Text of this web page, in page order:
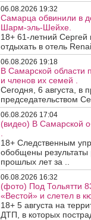
06.08.2026 19:32
Самарца обвинили в
Шарм-эль-Шейхе.
18+ 61-летний
отдыхать в отель
06.08.2026 19:18
В Самарской области
и членов их семей .
Сегодня, 6 августа, в
председательством
06.08.2026 17:04
(видео) В Самарской
18+ Следственным
обобщены результаты
прошлых лет за ..
06.08.2026 16:32
(фото) Под Тольятти
«Вестой» и слетел в
18+ 5 августа на
ДТП, в которых